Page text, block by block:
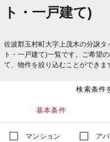
ト・一戸建て)
佐波郡玉村町大字上茂木の分譲
ト・一戸建て)一覧です。ご希望
て、物件を絞り込むことができま
検索条件
基本条件
マンション ア